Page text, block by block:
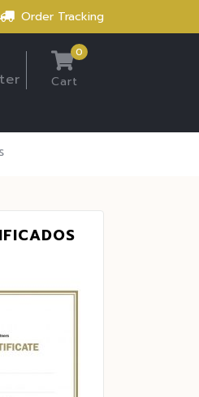
Order Tracking
Cart
0